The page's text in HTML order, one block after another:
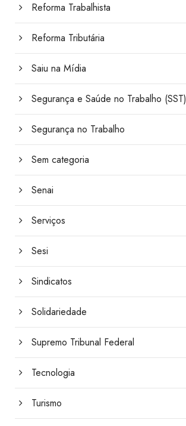
Reforma Trabalhista
Reforma Tributária
Saiu na Mídia
Segurança e Saúde no Trabalho (SST)
Segurança no Trabalho
Sem categoria
Senai
Serviços
Sesi
Sindicatos
Solidariedade
Supremo Tribunal Federal
Tecnologia
Turismo